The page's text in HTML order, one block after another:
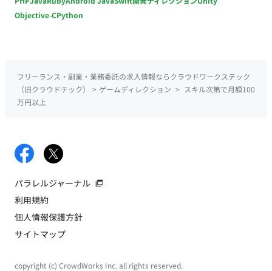
Objective-CPython
フリーランス・副業・業務委託の求人情報ならクラウドワークステック
（旧クラウドテック）
> ゲームディレクション > スキル次第で月額100
万円以上
パラレルジャーナル
利用規約
個人情報保護方針
サイトマップ
copyright (c) CrowdWorks Inc. all rights reserved.